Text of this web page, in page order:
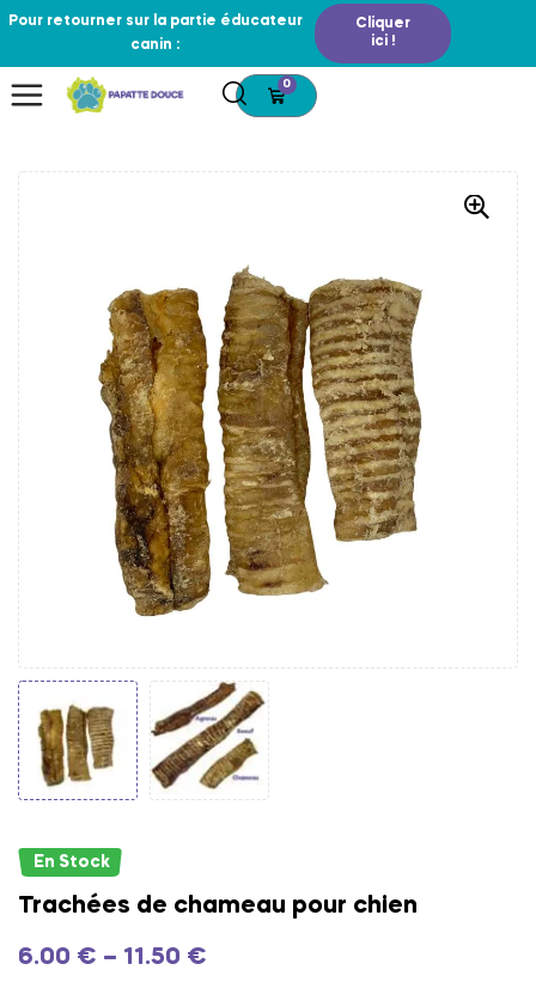
Pour retourner sur la partie éducateur
canin :
Cliquer
ici !
0
En Stock
Trachées de chameau pour chien
6.00 € – 11.50 €